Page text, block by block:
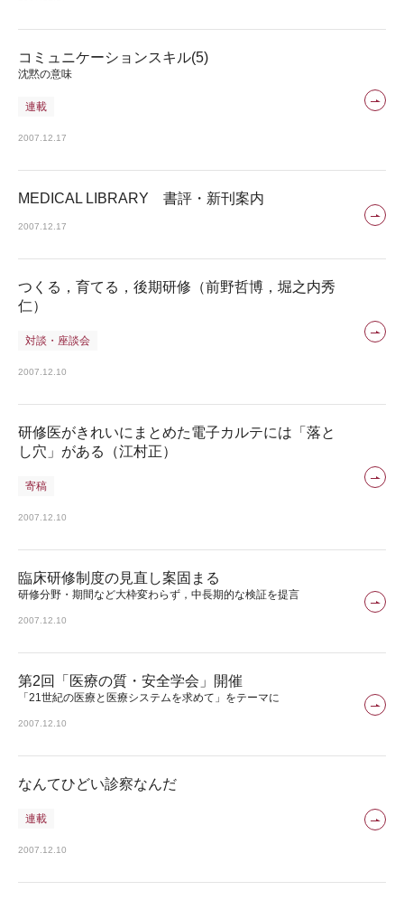
コミュニケーションスキル(5)
沈黙の意味
連載
2007.12.17
MEDICAL LIBRARY 書評・新刊案内
2007.12.17
つくる，育てる，後期研修（前野哲博，堀之内秀
仁）
対談・座談会
2007.12.10
研修医がきれいにまとめた電子カルテには「落と
し穴」がある（江村正）
寄稿
2007.12.10
臨床研修制度の見直し案固まる
研修分野・期間など大枠変わらず，中長期的な検証を提言
2007.12.10
第2回「医療の質・安全学会」開催
「21世紀の医療と医療システムを求めて」をテーマに
2007.12.10
なんてひどい診察なんだ
連載
2007.12.10